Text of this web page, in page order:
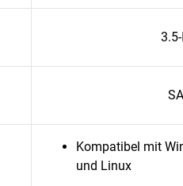
Kompatibel mit
und Linux